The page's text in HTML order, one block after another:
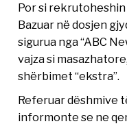
Por si
Bazuar në dosjen
sigurua nga “ABC
vajza si
shërbimet “ekstra”.
Referuar dëshmive
informonte se ne